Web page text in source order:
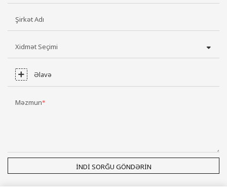
Şirkət Adı
Xidmət Seçimi
Əlavə
Məzmun
İNDI SORĞU GÖNDƏRIN